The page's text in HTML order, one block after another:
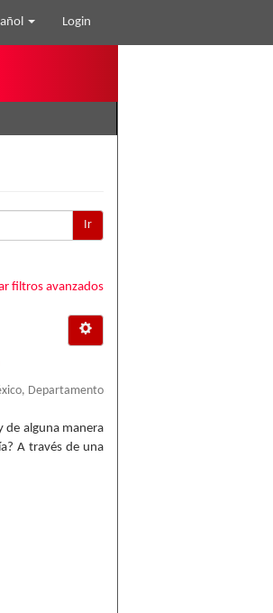
Login
Ir
filtros avanzados
Departamento
de alguna manera
A través de una